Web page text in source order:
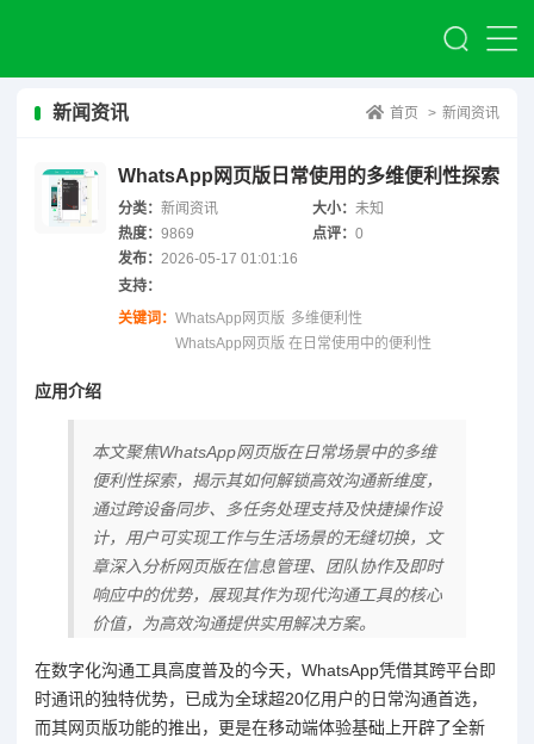
新闻资讯 首页 > 新闻资讯
WhatsApp网页版日常使用的多维便利性探索
分类： 新闻资讯 大小：未知
热度： 9869 点评：0
发布： 2026-05-17 01:01:16
支持：
关键词： WhatsApp网页版 多维便利性
WhatsApp网页版 在日常使用中的便利性
应用介绍
本文聚焦WhatsApp网页版在日常场景中的多维
便利性探索，揭示其如何解锁高效沟通新维度，
通过跨设备同步、多任务处理支持及快捷操作设
计，用户可实现工作与生活场景的无缝切换，文
章深入分析网页版在信息管理、团队协作及即时
响应中的优势，展现其作为现代沟通工具的核心
价值，为高效沟通提供实用解决方案。
在数字化沟通工具高度普及的今天，WhatsApp凭借其跨平台即
时通讯的独特优势，已成为全球超20亿用户的日常沟通首选，
而其网页版功能的推出，更是在移动端体验基础上开辟了全新